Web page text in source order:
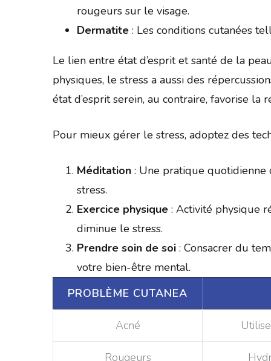
rougeurs sur le visage.
Dermatite : Les conditions cutanées
Le lien entre état d’esprit et santé de la
physiques, le stress a aussi des
état d’esprit serein, au contraire, favorise
Pour mieux gérer le stress, adoptez des
Méditation : Une pratique
stress.
Exercice physique : Activité physique
diminue le stress.
Prendre soin de soi : Consacrer du
votre bien-être mental.
PROBLÈME CUTANEA
Acné
Rougeurs